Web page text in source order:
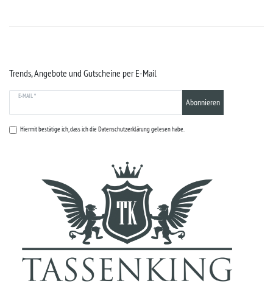
Trends, Angebote und Gutscheine per E-Mail
E-MAIL *
Abonnieren
Hiermit bestätige ich, dass ich die Datenschutzerklärunggelesen habe.